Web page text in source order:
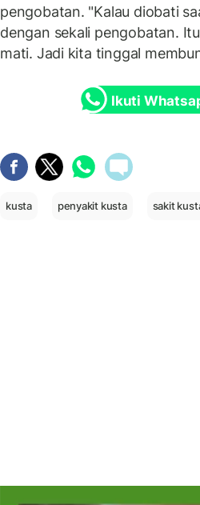
pengobatan. "Kalau diobati
dengan sekali pengobatan.
mati. Jadi kita tinggal
Ikuti
kusta penyakit kusta sakit